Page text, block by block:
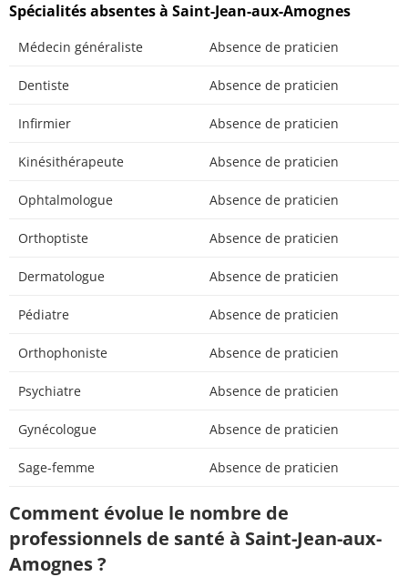
Spécialités absentes à Saint-Jean-aux-Amognes
Médecin généraliste Absence de praticien
Dentiste Absence de praticien
Infirmier Absence de praticien
Kinésithérapeute Absence de praticien
Ophtalmologue Absence de praticien
Orthoptiste Absence de praticien
Dermatologue Absence de praticien
Pédiatre Absence de praticien
Orthophoniste Absence de praticien
Psychiatre Absence de praticien
Gynécologue Absence de praticien
Sage-femme Absence de praticien
Comment évolue le nombre de
professionnels de santé à Saint-Jean-aux-
Amognes ?